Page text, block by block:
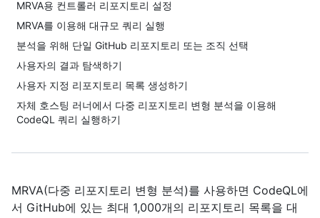
MRVA용 컨트롤러 리포지토리 설정
MRVA를 이용해 대규모 쿼리 실행
분석을 위해 단일 GitHub 리포지토리 또는 조직 선택
사용자의 결과 탐색하기
사용자 지정 리포지토리 목록 생성하기
자체 호스팅 러너에서 다중 리포지토리 변형 분석을 이용해
CodeQL 쿼리 실행하기
MRVA(다중 리포지토리 변형 분석)를 사용하면 CodeQL에
서 GitHub에 있는 최대 1,000개의 리포지토리 목록을 대